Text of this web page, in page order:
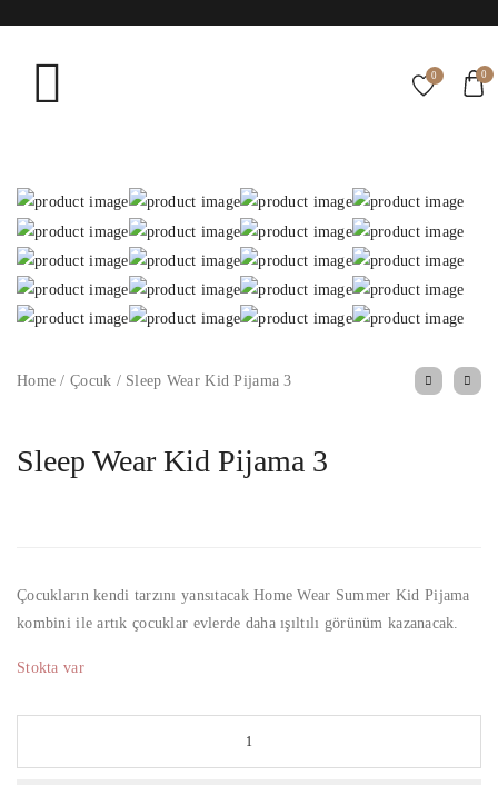
0 0
Home / Çocuk /Sleep Wear Kid Pijama 3
Sleep Wear Kid Pijama 3
Çocukların kendi tarzını yansıtacak Home Wear Summer Kid Pijama
kombini ile artık çocuklar evlerde daha ışıltılı görünüm kazanacak.
Stokta var